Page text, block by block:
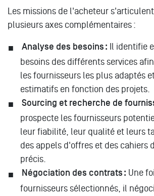
Les missions de l'acheteur
plusieurs axes complémentaires :
Analyse des besoins : Il identifie
besoins des différents services
les fournisseurs les plus adaptés
estimatifs en fonction des projets.
Sourcing et recherche de
prospecte les fournisseurs
leur fiabilité, leur qualité et leurs
des appels d'offres et des cahiers
précis.
Négociation des contrats : Une
fournisseurs sélectionnés, il